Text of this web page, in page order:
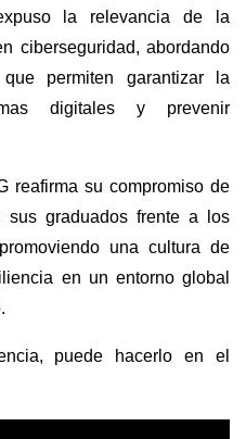
la relevancia de la
ciberseguridad, abordando
que permiten garantizar la
digitales y prevenir
reafirma su compromiso de
sus graduados frente a los
una cultura de
en un entorno global
puede hacerlo en el